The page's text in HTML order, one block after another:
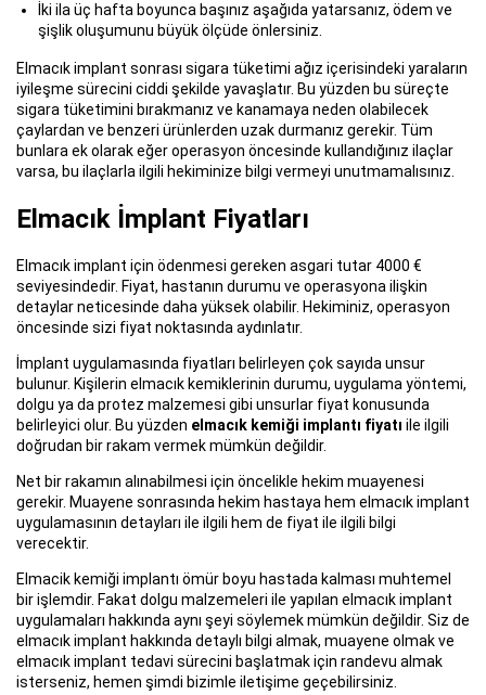
İki ila üç hafta boyunca başınız aşağıda yatarsanız, ödem ve
şişlik oluşumunu büyük ölçüde önlersiniz.
Elmacık implant sonrası sigara tüketimi ağız içerisindeki yaraların
iyileşme sürecini ciddi şekilde yavaşlatır. Bu yüzden bu süreçte
sigara tüketimini bırakmanız ve kanamaya neden olabilecek
çaylardan ve benzeri ürünlerden uzak durmanız gerekir. Tüm
bunlara ek olarak eğer operasyon öncesinde kullandığınız ilaçlar
varsa, bu ilaçlarla ilgili hekiminize bilgi vermeyi unutmamalısınız.
Elmacık İmplant Fiyatları
Elmacık implant için ödenmesi gereken asgari tutar 4000 €
seviyesindedir. Fiyat, hastanın durumu ve operasyona ilişkin
detaylar neticesinde daha yüksek olabilir. Hekiminiz, operasyon
öncesinde sizi fiyat noktasında aydınlatır.
İmplant uygulamasında fiyatları belirleyen çok sayıda unsur
bulunur. Kişilerin elmacık kemiklerinin durumu, uygulama yöntemi,
dolgu ya da protez malzemesi gibi unsurlar fiyat konusunda
belirleyici olur. Bu yüzden elmacık kemiği implantı fiyatı ile ilgili
doğrudan bir rakam vermek mümkün değildir.
Net bir rakamın alınabilmesi için öncelikle hekim muayenesi
gerekir. Muayene sonrasında hekim hastaya hem elmacık implant
uygulamasının detayları ile ilgili hem de fiyat ile ilgili bilgi
verecektir.
Elmacik kemiği implantı ömür boyu hastada kalması muhtemel
bir işlemdir. Fakat dolgu malzemeleri ile yapılan elmacık implant
uygulamaları hakkında aynı şeyi söylemek mümkün değildir. Siz de
elmacık implant hakkında detaylı bilgi almak, muayene olmak ve
elmacık implant tedavi sürecini başlatmak için randevu almak
isterseniz, hemen şimdi bizimle iletişime geçebilirsiniz.